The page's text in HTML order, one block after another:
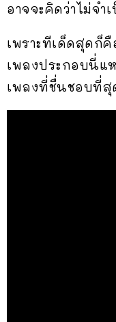
อาจจะคิดว่าไม่จำ
เพราะทีเด็ดสุดก็คื
เพลงประกอบนี่แ
เพลงที่ชื่นชอบที่